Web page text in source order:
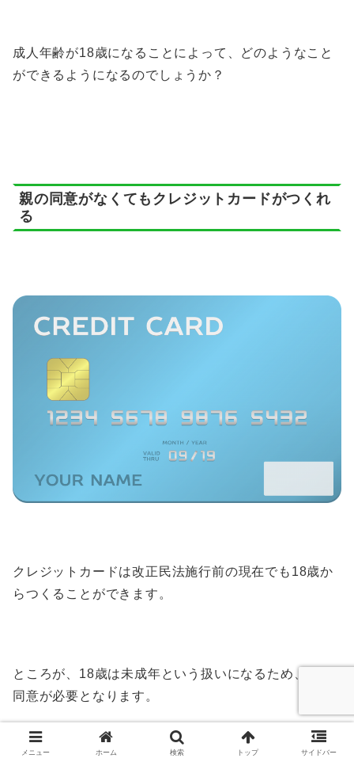
成人年齢が18歳になることによって、どのようなこと
ができるようになるのでしょうか？
親の同意がなくてもクレジットカードがつくれ
る
クレジットカードは改正民法施行前の現在でも18歳か
らつくることができます。
ところが、18歳は未成年という扱いになるため、親の
同意が必要となります。
メニュー ホーム 検索 トップ サイドバー